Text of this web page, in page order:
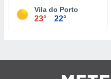
Vila do Porto
23° 22°